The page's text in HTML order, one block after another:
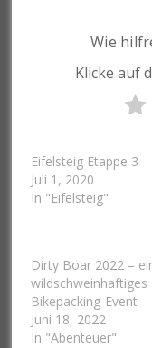
Wie
Klicke auf
Eifelsteig Etappe 3
Juli 1, 2020
In "Eifelsteig"
Dirty Boar 2022 –
wildschweinhaftiges
Bikepacking-Event
Juni 18, 2022
In "Abenteuer"